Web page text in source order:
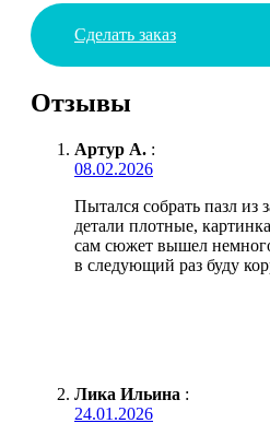
Сделать заказ
Отзывы
Артур А. :
08.02.2026
Пытался собрать пазл из
детали плотные,
сам сюжет вышел
в следующий раз буду
Лика Ильина :
24.01.2026